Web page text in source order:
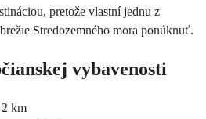
pretože vlastní jednu z
Stredozemného mora ponúknuť.
vybavenosti
km